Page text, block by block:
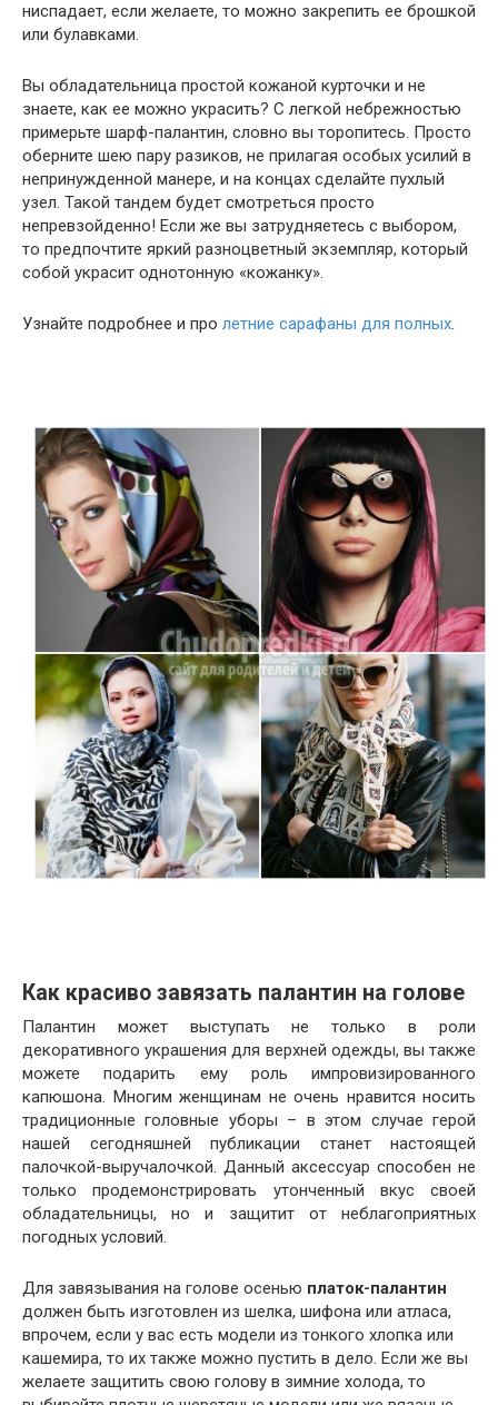
ниспадает, если желаете, то можно закрепить ее брошкой
или булавками.
Вы обладательница простой кожаной курточки и не
знаете, как ее можно украсить? С легкой небрежностью
примерьте шарф-палантин, словно вы торопитесь. Просто
оберните шею пару разиков, не прилагая особых усилий в
непринужденной манере, и на концах сделайте пухлый
узел. Такой тандем будет смотреться просто
непревзойденно! Если же вы затрудняетесь с выбором,
то предпочтите яркий разноцветный экземпляр, который
собой украсит однотонную «кожанку».
Узнайте подробнее и про летние сарафаны для полных.
Как красиво завязать палантин на голове
Палантин может выступать не только в роли
декоративного украшения для верхней одежды, вы также
можете подарить ему роль импровизированного
капюшона. Многим женщинам не очень нравится носить
традиционные головные уборы – в этом случае герой
нашей сегодняшней публикации станет настоящей
палочкой-выручалочкой. Данный аксессуар способен не
только продемонстрировать утонченный вкус своей
обладательницы, но и защитит от неблагоприятных
погодных условий.
Для завязывания на голове осенью платок-палантин
должен быть изготовлен из шелка, шифона или атласа,
впрочем, если у вас есть модели из тонкого хлопка или
кашемира, то их также можно пустить в дело. Если же вы
желаете защитить свою голову в зимние холода, то